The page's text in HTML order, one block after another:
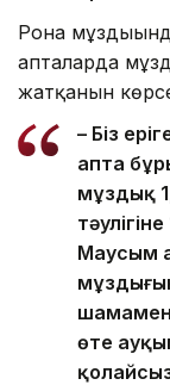
Рона
апталарда
жатқанын
– Біз
апта
мұздық
Маусым
шамамен
өте